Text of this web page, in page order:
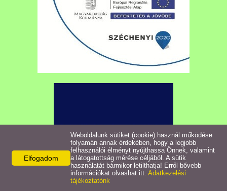
Civil szervezetek
Turizmus
Hasznos linkek
Elfogadom
Weboldalunk sütiket (cookie) használ működése
folyamán annak érdekében, hogy a legjobb
felhasználói élményt nyújthassa Önnek, valamint
a látogatottság mérése céljából. A sütik
használatát bármikor letilthatja! Erről bővebb
információkat olvashat itt: Adatkezelési
tájékoztatónk